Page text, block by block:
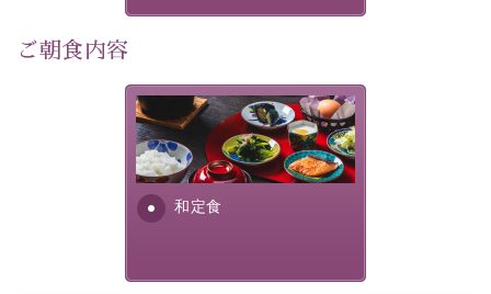
・諏訪大社4社を巡る無料参拝バス（事前予約制）
・館内着をご用意
・環境に配慮したアメニティをご用意
・館内フリーWi-Fi
・チェックイン15時、チェックアウト10時
ご朝食内容
和定食
さっぱりとした和食膳に使わ
れる食材は、諏訪の名産品を
ふんだんに取り入れ、安心・
安全を心掛けた長野県産...